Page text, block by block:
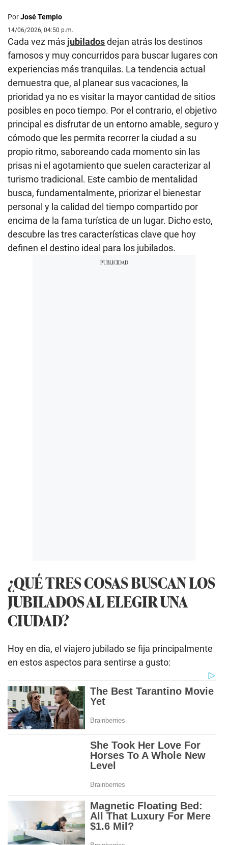
PorJosé Templo
14/06/2026, 04:50 p.m.
Cada vez más jubiladosdejan atrás los destinos
famosos y muy concurridos para buscar lugares con
experiencias más tranquilas. La tendencia actual
demuestra que, al planear sus vacaciones, la
prioridad ya no es visitar la mayor cantidad de sitios
posibles en poco tiempo. Por el contrario, el objetivo
principal es disfrutar de un entorno amable, seguro y
cómodo que les permita recorrer la ciudad a su
propio ritmo, saboreando cada momento sin las
prisas ni el agotamiento que suelen caracterizar al
turismo tradicional. Este cambio de mentalidad
busca, fundamentalmente, priorizar el bienestar
personal y la calidad del tiempo compartido por
encima de la fama turística de un lugar. Dicho esto,
descubre las tres características clave que hoy
definen el destino ideal para los jubilados.
¿QUÉ TRES COSAS BUSCAN LOS
JUBILADOS AL ELEGIR UNA
CIUDAD?
Hoy en día, el viajero jubilado se fija principalmente
en estos aspectos para sentirse a gusto: